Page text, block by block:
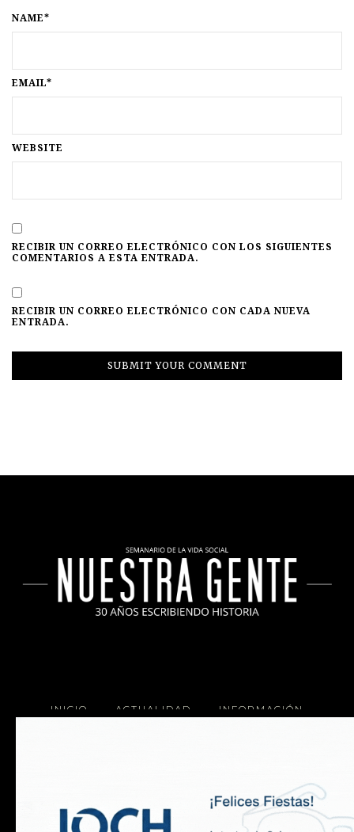
NAME*
EMAIL*
WEBSITE
RECIBIR UN CORREO ELECTRÓNICO CON LOS SIGUIENTES
COMENTARIOS A ESTA ENTRADA.
RECIBIR UN CORREO ELECTRÓNICO CON CADA NUEVA
ENTRADA.
INICIO ACTUALIDAD INFORMACIÓN
Copyright 2025 Nuestra Gente.